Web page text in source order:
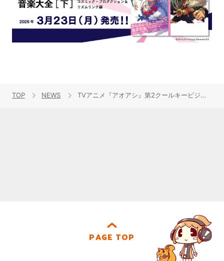
TOP NEWS TVアニメ『アオアシ』第2クールキービジュアル＆音楽情報解禁！OPはSuperfly、EDは神はサイコロを振らないが担当！
PAGE TOP